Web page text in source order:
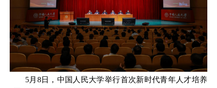
5月8日，中国人民大学举行首次新时代青年人才培养